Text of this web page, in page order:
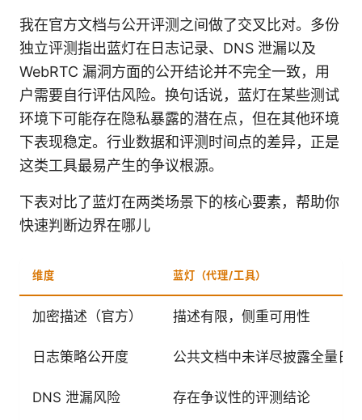
我在官方文档与公开评测之间做了交叉比对。多份
独立评测指出蓝灯在日志记录、DNS 泄漏以及
WebRTC 漏洞方面的公开结论并不完全一致，用
户需要自行评估风险。换句话说，蓝灯在某些测试
环境下可能存在隐私暴露的潜在点，但在其他环境
下表现稳定。行业数据和评测时间点的差异，正是
这类工具最易产生的争议根源。
下表对比了蓝灯在两类场景下的核心要素，帮助你
快速判断边界在哪儿
维度 蓝灯（代理/工具）
加密描述（官方） 描述有限，侧重可用性
日志策略公开度 公共文档中未详尽披露全量日
DNS 泄漏风险 存在争议性的评测结论